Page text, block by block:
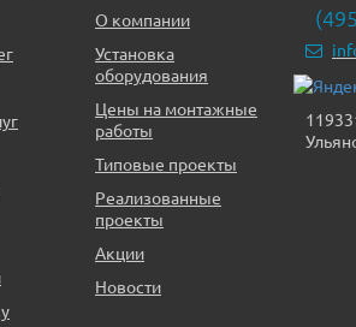
О компании
Установка
оборудования
Цены на монтажные
работы
Типовые проекты
Реализованные
проекты
Акции
Новости